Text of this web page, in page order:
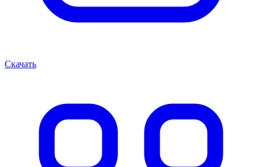
Скачать